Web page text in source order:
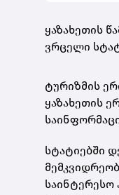
ყაზახეთის
ვრცელი
ტურიზმის
ყაზახეთის
სტატიებში
საინტერესო